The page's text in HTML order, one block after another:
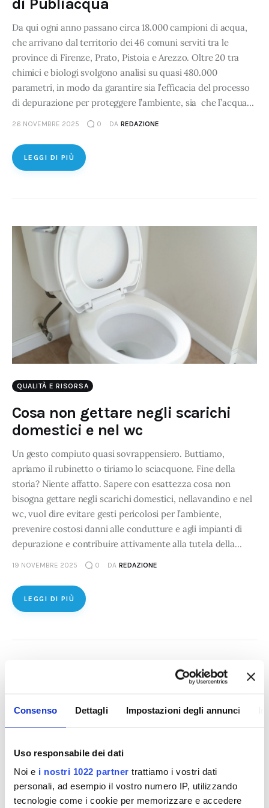
Consenso Dettagli Impostazioni degli annunci
Uso responsabile dei dati
Noi e i nostri 1022 partner trattiamo i vostri dati
personali, ad esempio il vostro numero IP, utilizzando
tecnologie come i cookie per memorizzare e accedere
Da qui ogni anno passano circa 18.000 campioni di acqua,
che arrivano dal territorio dei 46 comuni serviti tra le
province di Firenze, Prato, Pistoia e Arezzo. Oltre 20 tra
chimici e biologi svolgono analisi su quasi 480.000
parametri, in modo da garantire sia l’efficacia del processo
di depurazione per proteggere l’ambiente, sia che l’acqua…
26 NOVEMBRE 2025 0 DA REDAZIONE
LEGGI DI PIÙ
QUALITÀ E RISORSA
Cosa non gettare negli scarichi
domestici e nel wc
Un gesto compiuto quasi sovrappensiero. Buttiamo,
apriamo il rubinetto o tiriamo lo sciacquone. Fine della
storia? Niente affatto. Sapere con esattezza cosa non
bisogna gettare negli scarichi domestici, nellavandino e nel
wc, vuol dire evitare gesti pericolosi per l’ambiente,
prevenire costosi danni alle condutture e agli impianti di
depurazione e contribuire attivamente alla tutela della…
19 NOVEMBRE 2025 0 DA REDAZIONE
LEGGI DI PIÙ